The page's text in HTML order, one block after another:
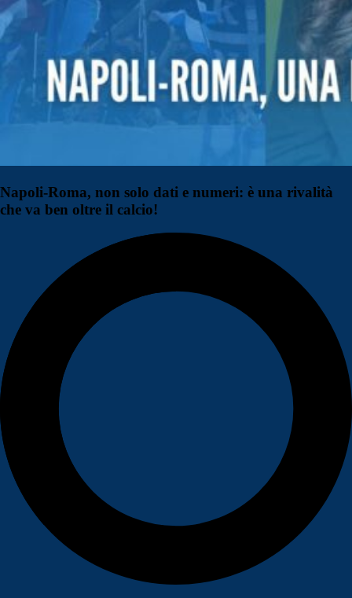
Napoli-Roma, non solo dati e numeri: è una rivalità
che va ben oltre il calcio!